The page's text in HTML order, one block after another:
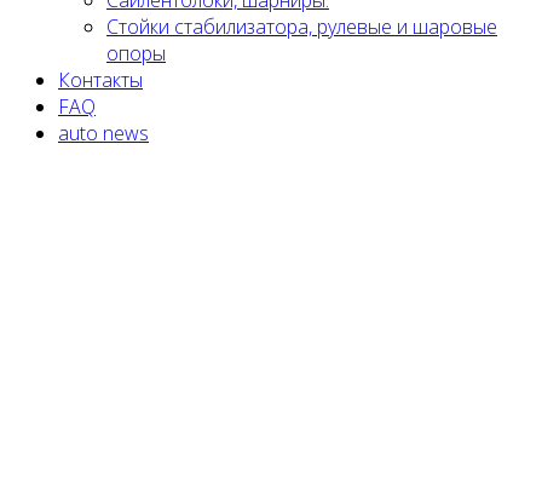
Стойки стабилизатора, рулевые и шаровые
опоры
Контакты
FAQ
auto news